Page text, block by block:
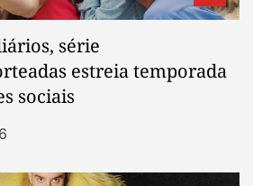
série
estreia temporada
sociais